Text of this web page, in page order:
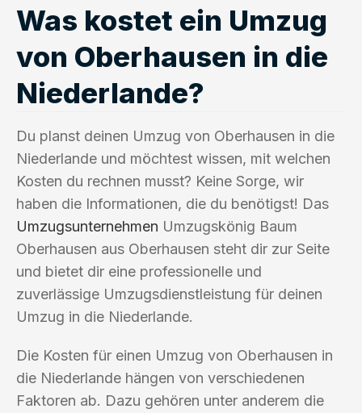
Was kostet ein Umzug
von Oberhausen in die
Niederlande?
Du planst deinen Umzug von Oberhausen in die
Niederlande und möchtest wissen, mit welchen
Kosten du rechnen musst? Keine Sorge, wir
haben die Informationen, die du benötigst! Das
Umzugsunternehmen Umzugskönig Baum
Oberhausen aus Oberhausen steht dir zur Seite
und bietet dir eine professionelle und
zuverlässige Umzugsdienstleistung für deinen
Umzug in die Niederlande.
Die Kosten für einen Umzug von Oberhausen in
die Niederlande hängen von verschiedenen
Faktoren ab. Dazu gehören unter anderem die